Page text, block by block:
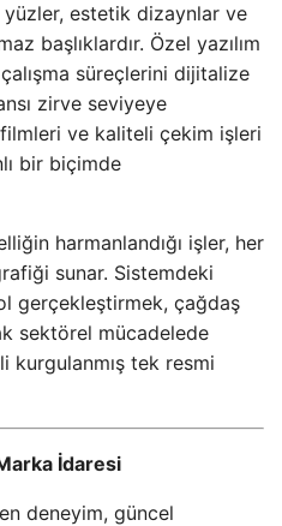
yüzler, estetik dizaynlar ve
başlıklardır. Özel yazılım
süreçlerini dijitalize
zirve seviyeye
ve kaliteli çekim işleri
bir biçimde
harmanlandığı işler, her
sunar. Sistemdeki
gerçekleştirmek, çağdaş
sektörel mücadelede
kurgulanmış tek resmi
İdaresi
deneyim, güncel